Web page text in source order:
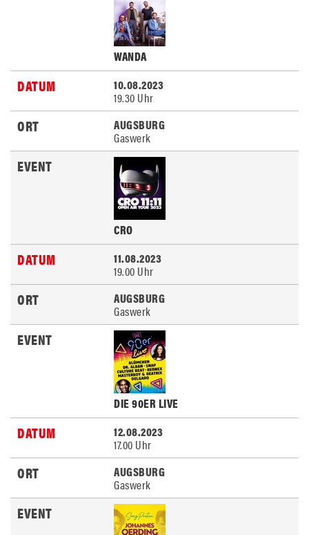
WANDA
10.08.2023
19.30 Uhr
AUGSBURG
Gaswerk
CRO
11.08.2023
19.00 Uhr
AUGSBURG
Gaswerk
DIE 90ER LIVE
12.08.2023
17.00 Uhr
AUGSBURG
Gaswerk